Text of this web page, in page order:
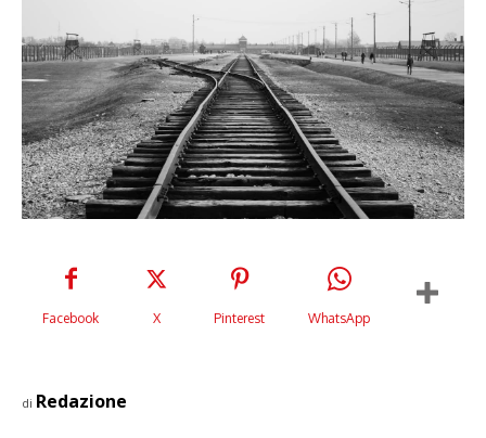
Facebook X Pinterest WhatsApp
di Redazione